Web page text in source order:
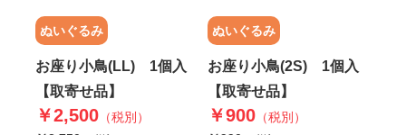
ぬいぐるみ
お座り小鳥(LL) 1個入
【取寄せ品】
￥2,500 （税別）
ぬいぐるみ
お座り小鳥(2S) 1個入
【取寄せ品】
￥900 （税別）